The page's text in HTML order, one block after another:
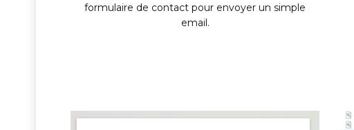
formulaire de contact pour envoyer un simple
email.